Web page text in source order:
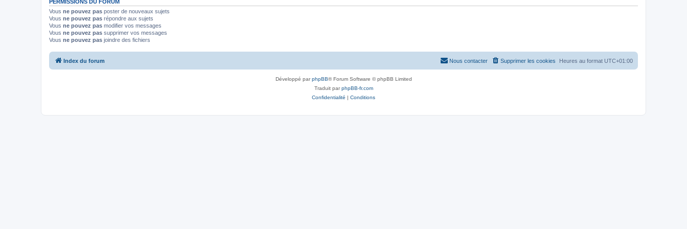
PERMISSIONS DU FORUM
Vous ne pouvez pas poster de nouveaux sujets
Vous ne pouvez pas répondre aux sujets
Vous ne pouvez pas modifier vos messages
Vous ne pouvez pas supprimer vos messages
Vous ne pouvez pas joindre des fichiers
Index du forum Heures au format UTC+01:00
Supprimer les cookies
Nous contacter
Développé parphpBB® Forum Software © phpBB Limited
Traduit parphpBB-fr.com
Confidentialité | Conditions